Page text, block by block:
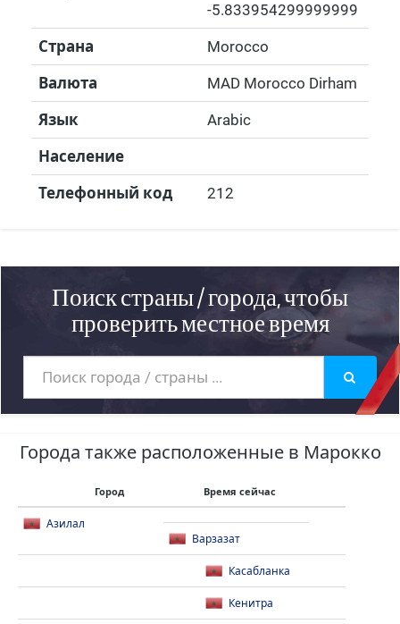
-5.833954299999999
Страна Morocco
Валюта MAD Morocco Dirham
Язык Arabic
Население
Телефонный код 212
Поиск страны / города, чтобы
проверить местное время
Города также расположенные в Марокко
Город Время сейчас
Азилал
Варзазат
Касабланка
Кенитра